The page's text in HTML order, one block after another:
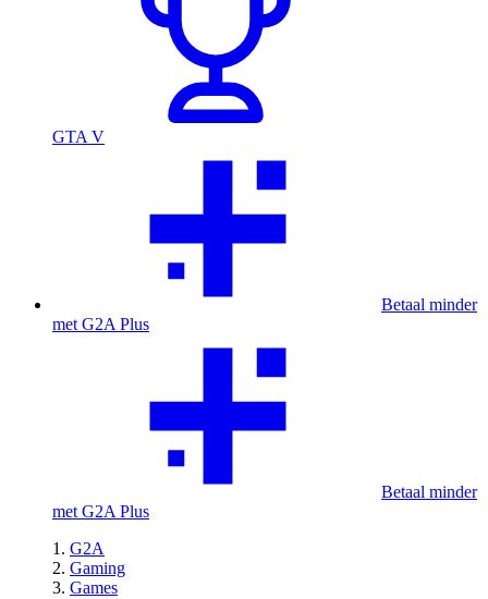
GTA V
Betaal minder
met G2A Plus
Betaal minder
met G2A Plus
G2A
Gaming
Games